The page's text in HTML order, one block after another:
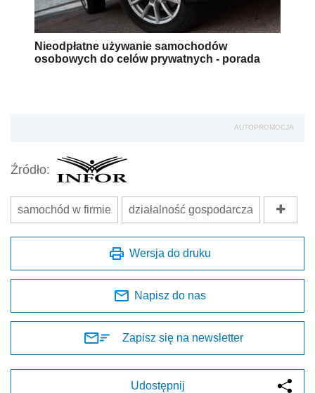
Nieodpłatne używanie samochodów
osobowych do celów prywatnych - porada
AUTOPROMOCJA
Źródło:
samochód w firmie działalność gospodarcza
Wersja do druku
Napisz do nas
Zapisz się na newsletter
Udostępnij